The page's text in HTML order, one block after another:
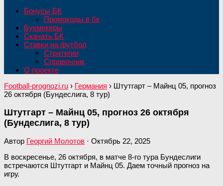
Бонусы БК
Промокоды в бк
Букмекеры
Скачать БК
Ставки на футбол
Стратегии
Справочник
О проекте
Football-prognozi.ru › Германия › Штутгарт – Майнц 05, прогноз
26 октября (Бундеслига, 8 тур)
Штутгарт – Майнц 05, прогноз 26 октября
(Бундеслига, 8 тур)
Автор Георгий Молотов · Октябрь 22, 2025
В воскресенье, 26 октября, в матче 8-го тура Бундеслиги
встречаются Штутгарт и Майнц 05. Даем точный прогноз на
игру.